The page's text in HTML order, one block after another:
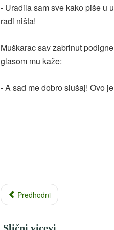
- Uradila sam sve kako piše u
radi ništa!
Muškarac sav zabrinut
glasom mu kaže:
- A sad me dobro slušaj! Ovo
Predhodni